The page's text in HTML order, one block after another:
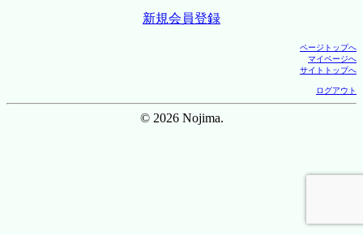
新規会員登録
ページトップへ
マイページへ
サイトトップへ
ログアウト
© 2026 Nojima.